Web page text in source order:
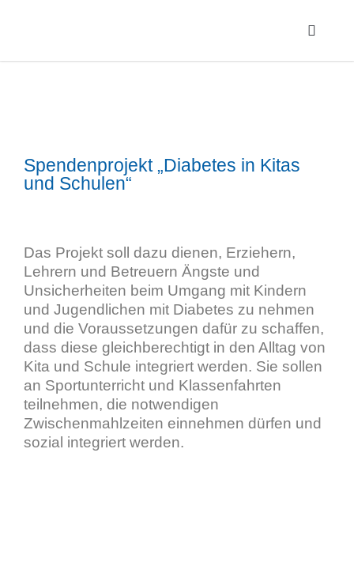
Spendenprojekt „Diabetes in Kitas
und Schulen“
Das Projekt soll dazu dienen, Erziehern,
Lehrern und Betreuern Ängste und
Unsicherheiten beim Umgang mit Kindern
und Jugendlichen mit Diabetes zu nehmen
und die Voraussetzungen dafür zu schaffen,
dass diese gleichberechtigt in den Alltag von
Kita und Schule integriert werden. Sie sollen
an Sportunterricht und Klassenfahrten
teilnehmen, die notwendigen
Zwischenmahlzeiten einnehmen dürfen und
sozial integriert werden.